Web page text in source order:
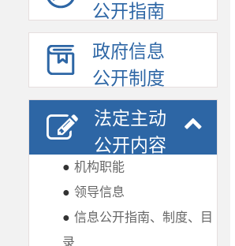
公开指南
政府信息
公开制度
法定主动
公开内容
● 机构职能
● 领导信息
● 信息公开指南、制度、目
录